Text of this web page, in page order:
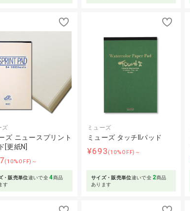
ズ
ズ ニュースプリント
[更紙N]
(10%OFF)～
・販売単位違いで全4商品
す
ミューズ
ミューズ タッチIIパッド
¥693(10%OFF)～
サイズ・販売単位違いで全 2商品
あります